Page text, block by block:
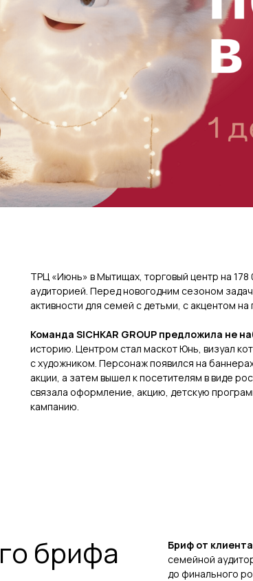
ТРЦ «Июнь» в Мытищах, торговый центр на
аудиторией. Перед новогодним сезоном
активности для семей с детьми, с акцентом
Команда SICHKAR GROUP предложила не
историю. Центром стал маскот Юнь, визуал
с художником. Персонаж появился на
акции, а затем вышел к посетителям в виде
связала оформление, акцию, детскую
кампанию.
брифа
Бриф от
семейной
до финального